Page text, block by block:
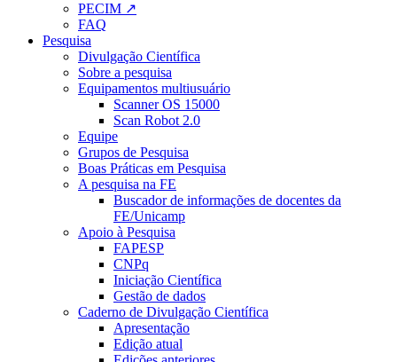
PECIM ↗
FAQ
Pesquisa
Divulgação Científica
Sobre a pesquisa
Equipamentos multiusuário
Scanner OS 15000
Scan Robot 2.0
Equipe
Grupos de Pesquisa
Boas Práticas em Pesquisa
A pesquisa na FE
Buscador de informações de docentes da
FE/Unicamp
Apoio à Pesquisa
FAPESP
CNPq
Iniciação Científica
Gestão de dados
Caderno de Divulgação Científica
Apresentação
Edição atual